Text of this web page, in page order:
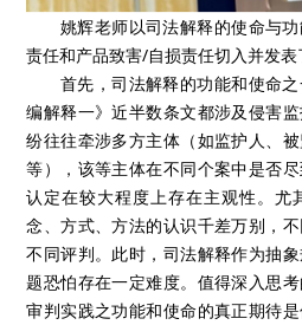
姚辉老师以司法解释的使命与功
责任和产品致害/自损责任切入并发表
首先，司法解释的功能和使命之
编解释一》近半数条文都涉及侵害
纷往往牵涉多方主体（如监护人、
等），该等主体在不同个案中是否
认定在较大程度上存在主观性。尤
念、方式、方法的认识千差万别，
不同评判。此时，司法解释作为抽
题恐怕存在一定难度。值得深入思
审判实践之功能和使命的真正期待